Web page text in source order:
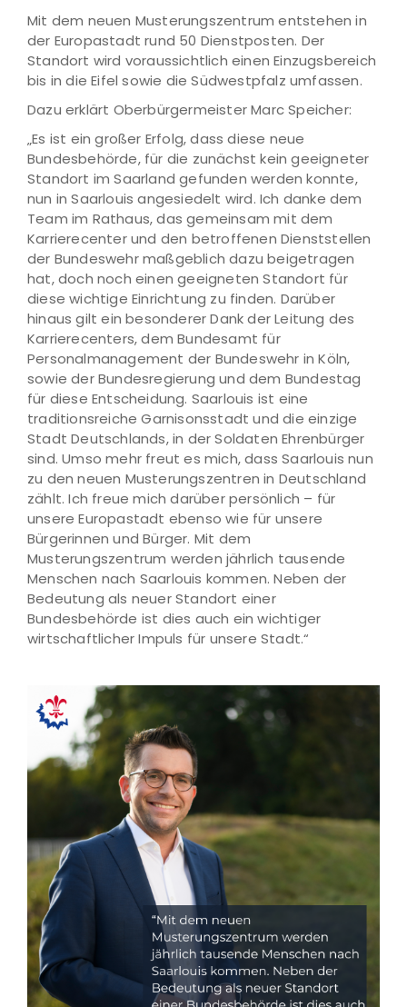
Mit dem neuen Musterungszentrum entstehen in
der Europastadt rund 50 Dienstposten. Der
Standort wird voraussichtlich einen Einzugsbereich
bis in die Eifel sowie die Südwestpfalz umfassen.
Dazu erklärt Oberbürgermeister Marc Speicher:
„Es ist ein großer Erfolg, dass diese neue
Bundesbehörde, für die zunächst kein geeigneter
Standort im Saarland gefunden werden konnte,
nun in Saarlouis angesiedelt wird. Ich danke dem
Team im Rathaus, das gemeinsam mit dem
Karrierecenter und den betroffenen Dienststellen
der Bundeswehr maßgeblich dazu beigetragen
hat, doch noch einen geeigneten Standort für
diese wichtige Einrichtung zu finden. Darüber
hinaus gilt ein besonderer Dank der Leitung des
Karrierecenters, dem Bundesamt für
Personalmanagement der Bundeswehr in Köln,
sowie der Bundesregierung und dem Bundestag
für diese Entscheidung. Saarlouis ist eine
traditionsreiche Garnisonsstadt und die einzige
Stadt Deutschlands, in der Soldaten Ehrenbürger
sind. Umso mehr freut es mich, dass Saarlouis nun
zu den neuen Musterungszentren in Deutschland
zählt. Ich freue mich darüber persönlich – für
unsere Europastadt ebenso wie für unsere
Bürgerinnen und Bürger. Mit dem
Musterungszentrum werden jährlich tausende
Menschen nach Saarlouis kommen. Neben der
Bedeutung als neuer Standort einer
Bundesbehörde ist dies auch ein wichtiger
wirtschaftlicher Impuls für unsere Stadt.“